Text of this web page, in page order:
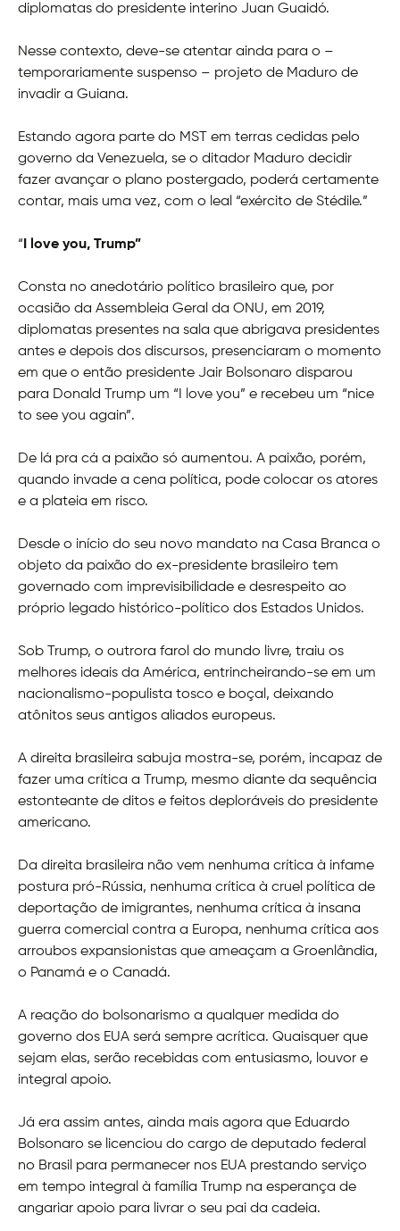
diplomatas do presidente interino Juan Guaidó.
Nesse contexto, deve-se atentar ainda para o –
temporariamente suspenso – projeto de Maduro de
invadir a Guiana.
Estando agora parte do MST em terras cedidas pelo
governo da Venezuela, se o ditador Maduro decidir
fazer avançar o plano postergado, poderá certamente
contar, mais uma vez, com o leal “exército de Stédile.”
“ I love you, Trump”
Consta no anedotário político brasileiro que, por
ocasião da Assembleia Geral da ONU, em 2019,
diplomatas presentes na sala que abrigava presidentes
antes e depois dos discursos, presenciaram o momento
em que o então presidente Jair Bolsonaro disparou
para Donald Trump um “I love you” e recebeu um “nice
to see you again”.
De lá pra cá a paixão só aumentou. A paixão, porém,
quando invade a cena política, pode colocar os atores
e a plateia em risco.
Desde o início do seu novo mandato na Casa Branca o
objeto da paixão do ex-presidente brasileiro tem
governado com imprevisibilidade e desrespeito ao
próprio legado histórico-político dos Estados Unidos.
Sob Trump, o outrora farol do mundo livre, traiu os
melhores ideais da América, entrincheirando-se em um
nacionalismo-populista tosco e boçal, deixando
atônitos seus antigos aliados europeus.
A direita brasileira sabuja mostra-se, porém, incapaz de
fazer uma crítica a Trump, mesmo diante da sequência
estonteante de ditos e feitos deploráveis do presidente
americano.
Da direita brasileira não vem nenhuma crítica à infame
postura pró-Rússia, nenhuma crítica à cruel política de
deportação de imigrantes, nenhuma crítica à insana
guerra comercial contra a Europa, nenhuma crítica aos
arroubos expansionistas que ameaçam a Groenlândia,
o Panamá e o Canadá.
A reação do bolsonarismo a qualquer medida do
governo dos EUA será sempre acrítica. Quaisquer que
sejam elas, serão recebidas com entusiasmo, louvor e
integral apoio.
Já era assim antes, ainda mais agora que Eduardo
Bolsonaro se licenciou do cargo de deputado federal
no Brasil para permanecer nos EUA prestando serviço
em tempo integral à família Trump na esperança de
angariar apoio para livrar o seu pai da cadeia.